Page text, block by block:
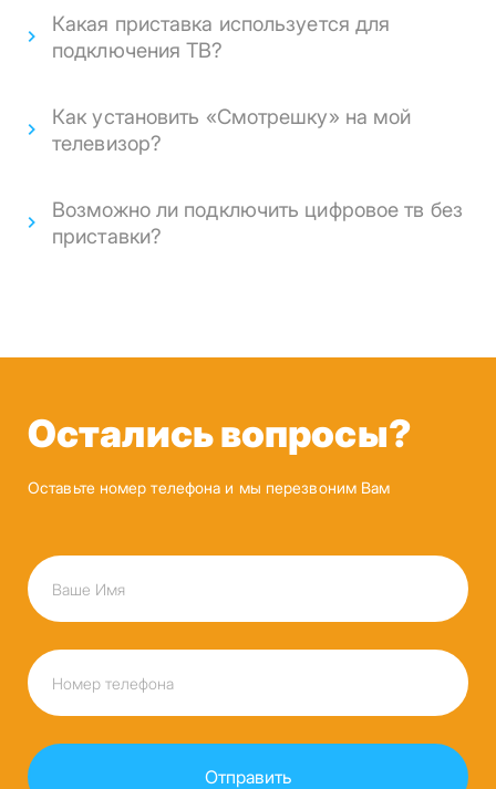
Какая приставка используется для
подключения ТВ?
Как установить «Смотрешку» на мой
телевизор?
Возможно ли подключить цифровое тв без
приставки?
Остались вопросы?
Оставьте номер телефона и мы перезвоним Вам